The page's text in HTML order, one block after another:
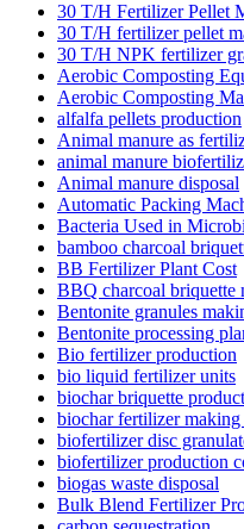
30 T/H Fertilizer Pellet
30 T/H fertilizer pellet
30 T/H NPK fertilizer
Aerobic Composting
Aerobic Composting
alfalfa pellets production
Animal manure as
animal manure
Animal manure disposal
Automatic Packing
Bacteria Used in
bamboo charcoal
BB Fertilizer Plant Cost
BBQ charcoal briquette
Bentonite granules
Bentonite processing
Bio fertilizer production
bio liquid fertilizer units
biochar briquette
biochar fertilizer making
biofertilizer disc
biofertilizer production
biogas waste disposal
Bulk Blend Fertilizer